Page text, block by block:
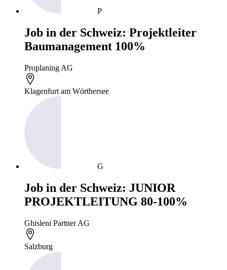
P
Job in der Schweiz: Projektleiter
Baumanagement 100%
Proplaning AG
Klagenfurt am Wörthersee
G
Job in der Schweiz: JUNIOR
PROJEKTLEITUNG 80-100%
Ghisleni Partner AG
Salzburg